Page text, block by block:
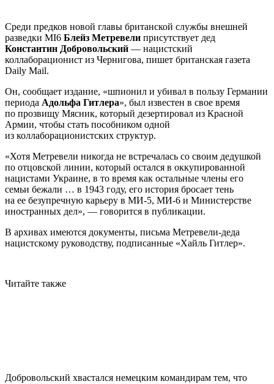
Среди предков новой главы британской службы внешней
разведки MI6 Блейз Метревели присутствует дед
Константин Добровольский — нацистский
коллаборационист из Чернигова, пишет британская газета
Daily Mail.
Он, сообщает издание, «шпионил и убивал в пользу Германии
периода Адольфа Гитлера», был известен в свое время
по прозвищу Мясник, который дезертировал из Красной
Армии, чтобы стать пособником одной
из коллаборационистских структур.
«Хотя Метревели никогда не встречалась со своим дедушкой
по отцовской линии, который остался в оккупированной
нацистами Украине, в то время как остальные члены его
семьи бежали … в 1943 году, его история бросает тень
на ее безупречную карьеру в МИ-5, МИ-6 и Министерстве
иностранных дел», — говорится в публикации.
В архивах имеются документы, письма Метревели-деда
нацистскому руководству, подписанные «Хайль Гитлер».
Читайте также
Добровольский хвастался немецким командирам тем, что